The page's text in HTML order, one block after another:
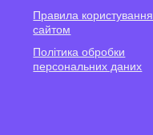
Правила користування
сайтом
Політика обробки
персональних даних